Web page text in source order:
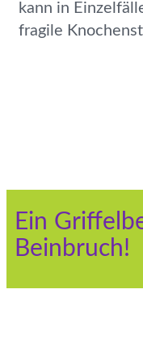
kann in
fragile
Ein
Beinbruch!